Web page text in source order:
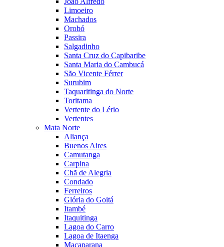
Limoeiro
Machados
Orobó
Passira
Salgadinho
Santa Cruz do Capibaribe
Santa Maria do Cambucá
São Vicente Férrer
Surubim
Taquaritinga do Norte
Toritama
Vertente do Lério
Vertentes
Mata Norte
Aliança
Buenos Aires
Camutanga
Carpina
Chã de Alegria
Condado
Ferreiros
Glória do Goitá
Itambé
Itaquitinga
Lagoa do Carro
Lagoa de Itaenga
Macaparana